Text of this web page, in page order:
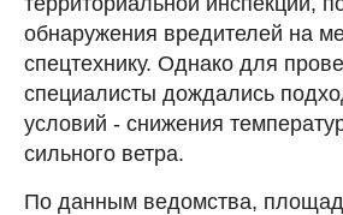
обнаружения вредителей на
спецтехнику. Однако для
специалисты дождались
условий - снижения
сильного ветра.
По данным ведомства,